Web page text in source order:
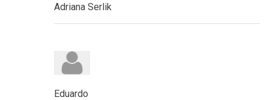
Adriana Serlik
Eduardo